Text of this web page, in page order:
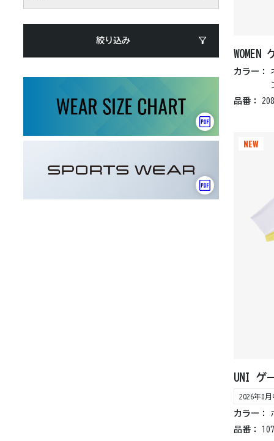
絞り込み
カラー：
品番：
NEW
UNI ゲ
2026年8
カラー：
品番：